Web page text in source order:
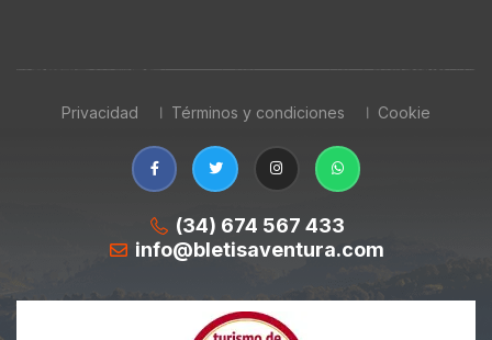
Privacidad Términos y condiciones Cookie
(34) 674 567 433
info@bletisaventura.com